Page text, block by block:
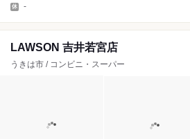
-
LAWSON 吉井若宮店
うきは市 / コンビニ・スーパー